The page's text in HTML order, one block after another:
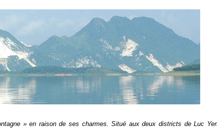
» en raison de ses charmes. Situé aux deux districts de Luc